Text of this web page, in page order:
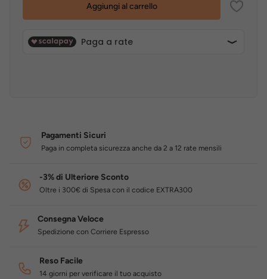
Aggiungi al carrello
Pagamenti Sicuri
Paga in completa sicurezza anche da 2 a 12 rate mensili
-3% di Ulteriore Sconto
Oltre i 300€ di Spesa con il codice EXTRA300
Consegna Veloce
Spedizione con Corriere Espresso
Reso Facile
14 giorni per verificare il tuo acquisto